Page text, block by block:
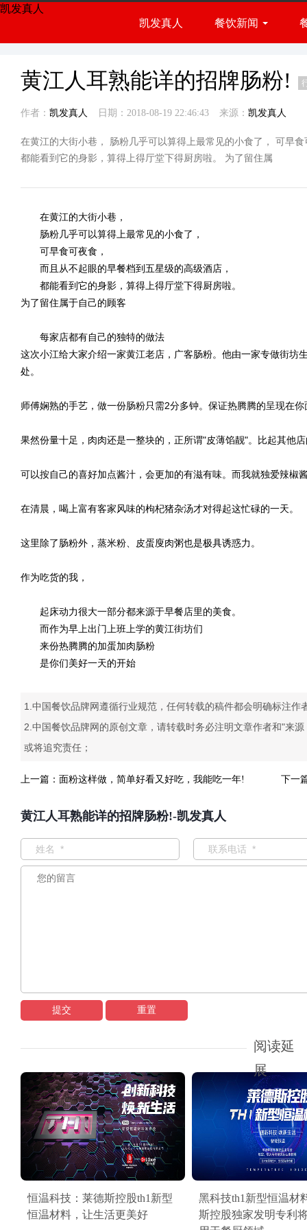
凯发真人
凯发真人
餐饮新闻
行业资讯
黄江人耳熟能详的招牌肠粉!
作者： 凯发真人 日期：2018-08-19 22:46:43 来源： 凯发真人
在黄江的大街小巷， 肠粉几乎可以算得上最常见的小食了， 可早
都能看到它的身影，算得上得厅堂下得厨房啦。 为了留住属
在黄江的大街小巷，
肠粉几乎可以算得上最常见的小食了，
可早食可夜食，
而且从不起眼的早餐档到五星级的高级酒店，
都能看到它的身影，算得上得厅堂下得厨房啦。
为了留住属于自己的顾客
每家店都有自己的独特的做法
这次小江给大家介绍一家黄江老店，广客肠粉。他由一家专做街坊
处。
师傅娴熟的手艺，做一份肠粉只需2分多钟。保证热腾腾的呈现在你
果然份量十足，肉肉还是一整块的，正所谓"皮薄馅靓"。比起其他
可以按自己的喜好加点酱汁，会更加的有滋有味。而我就独爱辣椒
在清晨，喝上富有客家风味的枸杞猪杂汤才对得起这忙碌的一天。
这里除了肠粉外，蒸米粉、皮蛋廋肉粥也是极具诱惑力。
作为吃货的我，
起床动力很大一部分都来源于早餐店里的美食。
而作为早上出门上班上学的黄江街坊们
来份热腾腾的加蛋加肉肠粉
是你们美好一天的开始
1.中国餐饮品牌网遵循行业规范，任何转载的稿件都会明确标注作
2.中国餐饮品牌网的原创文章，请转载时务必注明文章作者和"来
或将追究责任；
上一篇： 面粉这样做，简单好看又好吃，我能吃一年! 下一
黄江人耳熟能详的招牌肠粉!-凯发真人
提交 重置
阅读延
展
恒温科技：莱德斯控股th1新型
恒温材料，让生活更美好
黑科技th1新型恒温材
斯控股独家发明专利